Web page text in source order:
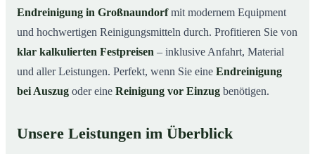
Endreinigung in Großnaundorfmit modernem Equipment
und hochwertigen Reinigungsmitteln durch. Profitieren Sie von
klar kalkulierten Festpreisen – inklusive Anfahrt, Material
und aller Leistungen. Perfekt, wenn Sie eine Endreinigung
bei Auszug oder eine Reinigung vor Einzug benötigen.
Unsere Leistungen im Überblick